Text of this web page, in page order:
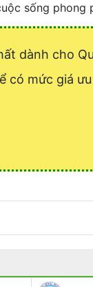
sống phong
dành cho
có mức giá